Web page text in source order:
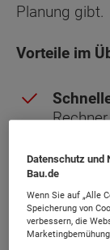
Planung gibt.
Vorteile im
und
Datenschutz und
Bau.de
Wenn Sie auf „Alle
Speicherung von
verbessern, die